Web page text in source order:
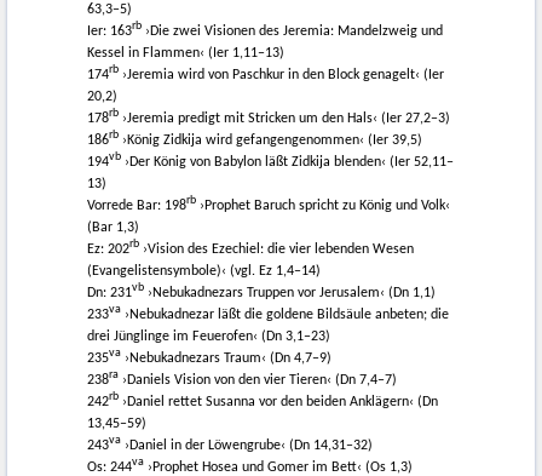
63,3–5)
Ier: 163rb ›Die zwei Visionen des Jeremia: Mandelzweig und
Kessel in Flammen‹ (Ier 1,11–13)
174rb ›Jeremia wird von Paschkur in den Block genagelt‹ (Ier
20,2)
178rb ›Jeremia predigt mit Stricken um den Hals‹ (Ier 27,2–3)
186rb ›König Zidkija wird gefangengenommen‹ (Ier 39,5)
194vb ›Der König von Babylon läßt Zidkija blenden‹ (Ier 52,11–
13)
Vorrede Bar: 198rb ›Prophet Baruch spricht zu König und Volk‹
(Bar 1,3)
Ez: 202rb ›Vision des Ezechiel: die vier lebenden Wesen
(Evangelistensymbole)‹ (vgl. Ez 1,4–14)
Dn: 231vb ›Nebukadnezars Truppen vor Jerusalem‹ (Dn 1,1)
233va ›Nebukadnezar läßt die goldene Bildsäule anbeten; die
drei Jünglinge im Feuerofen‹ (Dn 3,1–23)
235va ›Nebukadnezars Traum‹ (Dn 4,7–9)
238ra ›Daniels Vision von den vier Tieren‹ (Dn 7,4–7)
242rb ›Daniel rettet Susanna vor den beiden Anklägern‹ (Dn
13,45–59)
243va ›Daniel in der Löwengrube‹ (Dn 14,31–32)
Os: 244va ›Prophet Hosea und Gomer im Bett‹ (Os 1,3)